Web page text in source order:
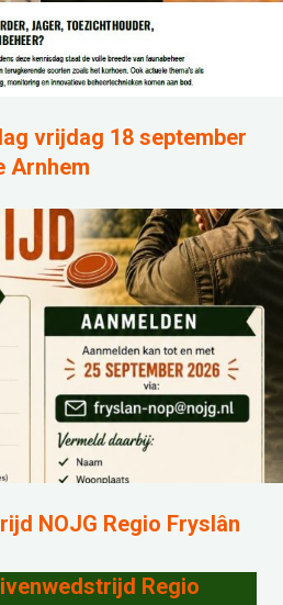
vrijdag 18 september
Arnhem
NOJG Regio Fryslân
Regio